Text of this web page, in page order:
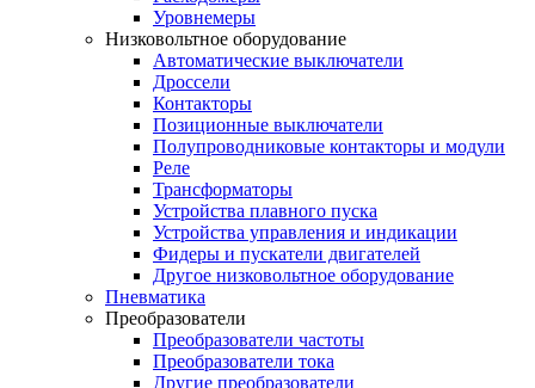
Уровнемеры
Низковольтное оборудование
Автоматические выключатели
Дроссели
Контакторы
Позиционные выключатели
Полупроводниковые контакторы и модули
Реле
Трансформаторы
Устройства плавного пуска
Устройства управления и индикации
Фидеры и пускатели двигателей
Другое низковольтное оборудование
Пневматика
Преобразователи
Преобразователи частоты
Преобразователи тока
Другие преобразователи